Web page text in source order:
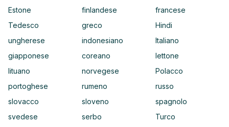
Estone
finlandese
francese
Tedesco
greco
Hindi
ungherese
indonesiano
Italiano
giapponese
coreano
lettone
lituano
norvegese
Polacco
portoghese
rumeno
russo
slovacco
sloveno
spagnolo
svedese
serbo
Turco